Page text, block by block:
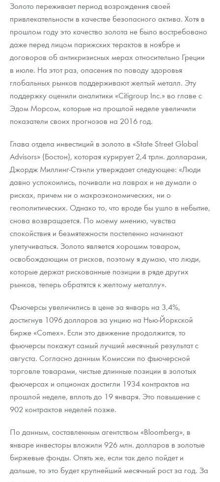
Ювелирные изделия
Русская нумизматика
Золотая карманная галерея
Наборы подарочных и коллекционных монет
Монеты и жетоны из недрагоценных металлов
Книги по нумизматике
Положение по обработке и защите персональных данных
Золото переживает период возрождения своей
привлекательности в качестве безопасного актива. Хотя в
прошлом году это качество золота не было востребовано
даже перед лицом парижских терактов в ноябре и
договоров об антикризисных мерах относительно Греции
в июле. На этот раз, опасения по поводу здоровья
глобальных рынков поддерживают желтый металл. Эту
поддержку оценили аналитики «Citigroup Inc.» во главе с
Эдом Морсом, которые на прошлой неделе увеличили
показатели своих прогнозов на 2016 год.
Глава отдела инвестиций в золото в «State Street Global
Advisors» (Бостон), которая курирует 2,4 трлн. долларами,
Джордж Миллинг-Стэнли утверждает следующее: «Люди
давно успокоились, почивали на лаврах и не думали о
рисках, причем ни о макроэкономических, ни о
геополитических. Однако то, что вроде бы ушло в небытие,
снова возвращается. По моему мнению, чувства
спокойствия и безмятежности постепенно начинают
улетучиваться. Золото является хорошим товаром,
освобождающим от рисков, поэтому я думаю, что люди,
которые держат рискованные позиции в ряде других
рынков, теперь обратятся к желтому металлу».
Фьючерсы увеличились в цене за январь на 3,4%,
достигнув 1096 долларов за унцию на Нью-Йоркской
бирже «Comex». Если это движение продолжится, то
фьючерсы покажут самый лучший месячный результат с
августа. Согласно данным Комиссии по фьючерсной
торговле товарами, чистые длинные позиции в золотых
фьючерсах и опционах достигли 1934 контрактов на
прошлой неделе, вплоть до 19 января. Это повышение с
902 контрактов неделей позже.
По данным, составленным агентством «Bloomberg», в
январе инвесторы вложили 926 млн. долларов в золотые
биржевые фонды. Опять же, если так дело пойдет и
дальше, то это будет крупнейший месячный рост за год. За